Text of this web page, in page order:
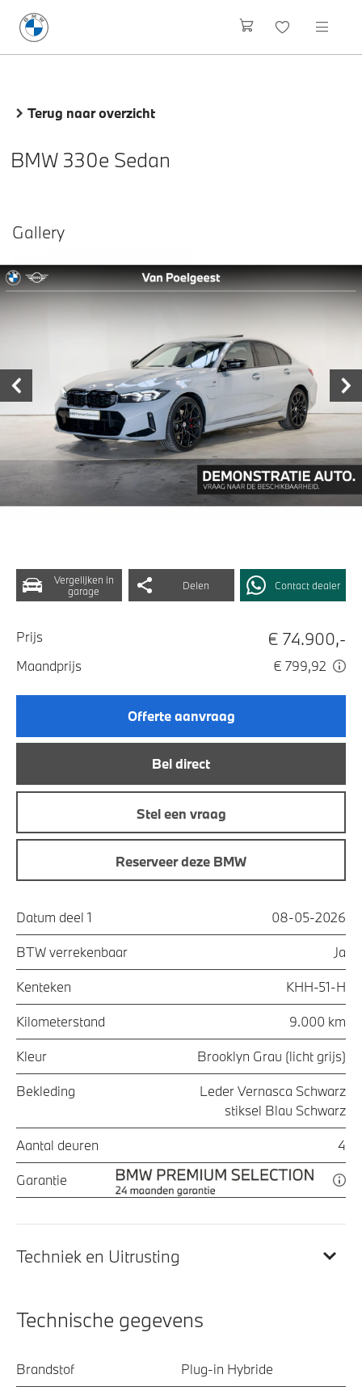
Terug naar overzicht
BMW 330e Sedan
Vergelijken in
garage
Delen Contact dealer
Prijs € 74.900,-
Maandprijs € 799,92
Offerte aanvraag
Bel direct
Stel een vraag
Reserveer deze BMW
Datum deel 1 08-05-2026
BTW verrekenbaar Ja
Kenteken KHH-51-H
Kilometerstand 9.000 km
Kleur Brooklyn Grau (licht grijs)
Bekleding
Leder Vernasca Schwarz
stiksel Blau Schwarz
Aantal deuren 4
Garantie
Gallery
Techniek en Uitrusting
Technische gegevens
Brandstof Plug-in Hybride